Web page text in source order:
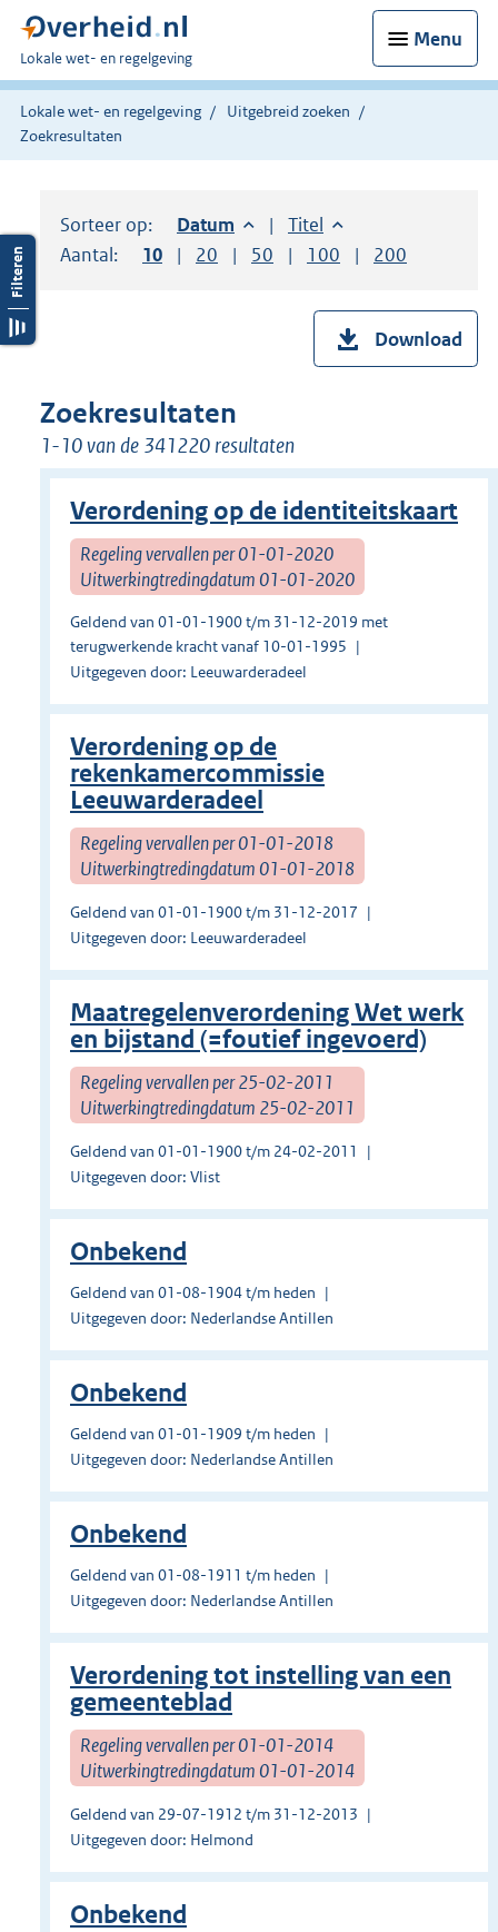
Menu
U
bent
hier:
Lokale wet- en regelgeving
Lokale wet- en regelgeving
Uitgebreid zoeken
Zoekresultaten
Sorteer op: Sorteer op:
Datum aflopendSorteer op:
Titel oplopend
Aantal:
Toon
10 resultaten per pagina
Toon
20 resultaten per pagina
Toon
50 resultaten per pagina
Toon
100 resultaten per
Toon
200
Download
Zoekresultaten
1-10 van de 341220 resultaten
Verordening op de identiteitskaart
Regeling vervallen per 01-01-2020
Uitwerkingtredingdatum 01-01-2020
Geldend van 01-01-1900 t/m 31-12-2019 met
terugwerkende kracht vanaf 10-01-1995
Uitgegeven door: Leeuwarderadeel
Verordening op de
rekenkamercommissie
Leeuwarderadeel
Regeling vervallen per 01-01-2018
Uitwerkingtredingdatum 01-01-2018
Geldend van 01-01-1900 t/m 31-12-2017
Uitgegeven door: Leeuwarderadeel
Maatregelenverordening Wet werk
en bijstand (=foutief ingevoerd)
Regeling vervallen per 25-02-2011
Uitwerkingtredingdatum 25-02-2011
Geldend van 01-01-1900 t/m 24-02-2011
Uitgegeven door: Vlist
Onbekend
Geldend van 01-08-1904 t/m heden
Uitgegeven door: Nederlandse Antillen
Onbekend
Geldend van 01-01-1909 t/m heden
Uitgegeven door: Nederlandse Antillen
Onbekend
Geldend van 01-08-1911 t/m heden
Uitgegeven door: Nederlandse Antillen
Verordening tot instelling van een
gemeenteblad
Regeling vervallen per 01-01-2014
Uitwerkingtredingdatum 01-01-2014
Geldend van 29-07-1912 t/m 31-12-2013
Uitgegeven door: Helmond
Onbekend